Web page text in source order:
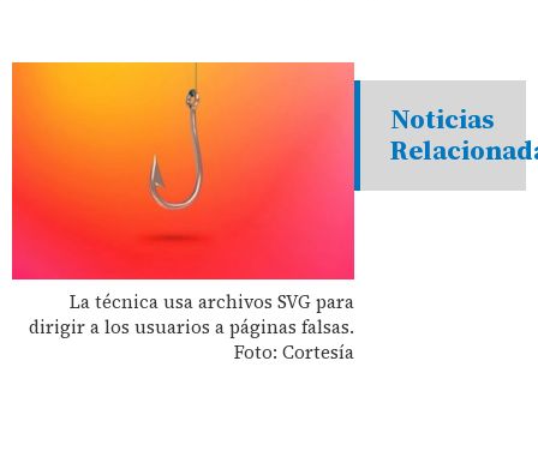
La técnica usa archivos SVG para
dirigir a los usuarios a páginas falsas.
Foto: Cortesía
Noticias